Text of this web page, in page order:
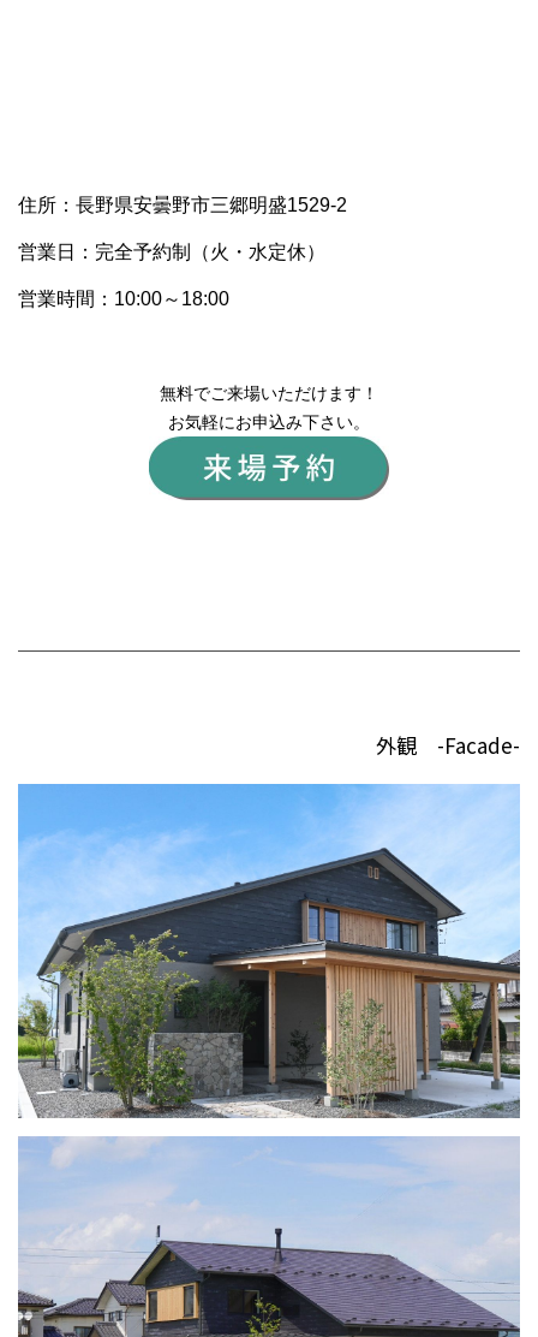
住所：長野県安曇野市三郷明盛1529-2
営業日：完全予約制（火・水定休）
営業時間：10:00～18:00
無料でご来場いただけます！
お気軽にお申込み下さい。
外観 -Facade-